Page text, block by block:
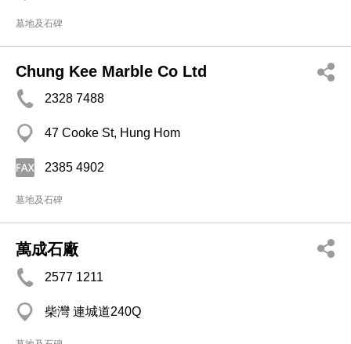
墓地及石碑
Chung Kee Marble Co Ltd
2328 7488
47 Cooke St, Hung Hom
2385 4902
墓地及石碑
萬成石廠
2577 1211
柴灣 連城道240Q